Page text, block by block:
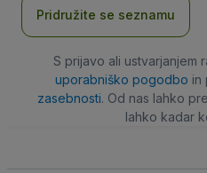
Pridružite se seznamu
S prijavo ali ustvarjanjem
uporabniško pogodbo in
zasebnosti. Od nas lahko
lahko kadar